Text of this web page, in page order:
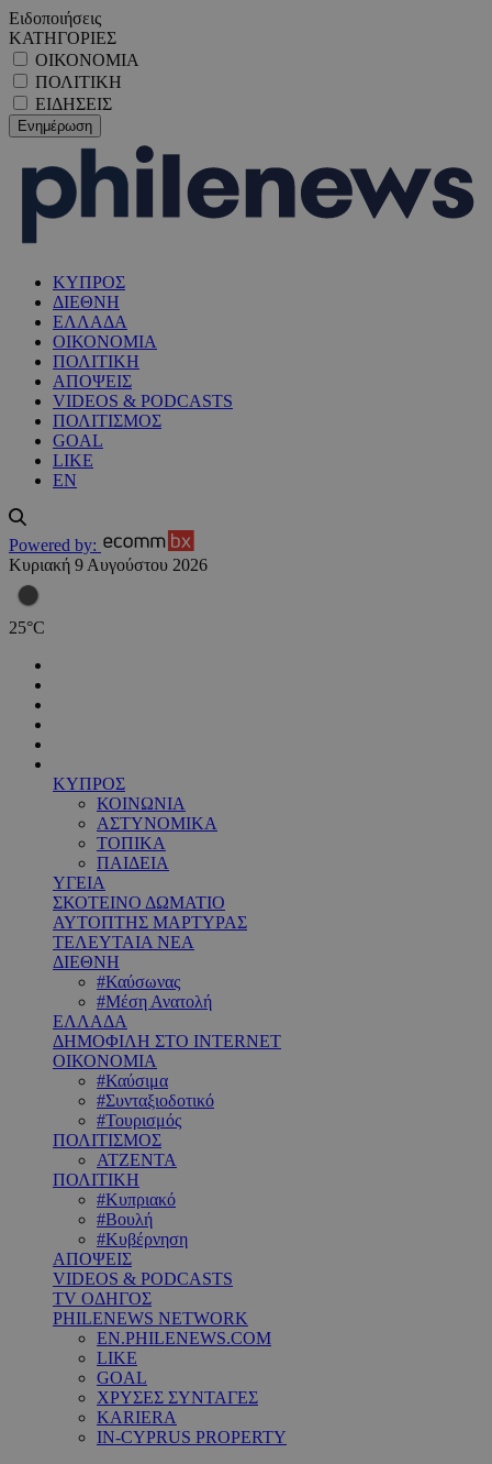
Ειδοποιήσεις
ΚΑΤΗΓΟΡΙΕΣ
ΟΙΚΟΝΟΜΙΑ
ΠΟΛΙΤΙΚΗ
ΕΙΔΗΣΕΙΣ
ΚΥΠΡΟΣ
ΔΙΕΘΝΗ
ΕΛΛΑΔΑ
ΟΙΚΟΝΟΜΙΑ
ΠΟΛΙΤΙΚΗ
ΑΠΟΨΕΙΣ
VIDEOS & PODCASTS
ΠΟΛΙΤΙΣΜΟΣ
GOAL
LIKE
EN
Powered by:
Κυριακή 9 Αυγούστου 2026
25°C
ΚΥΠΡΟΣ
ΚΟΙΝΩΝΙΑ
ΑΣΤΥΝΟΜΙΚΑ
ΤΟΠΙΚΑ
ΠΑΙΔΕΙΑ
ΥΓΕΙΑ
ΣΚΟΤΕΙΝΟ ΔΩΜΑΤΙΟ
ΑΥΤΟΠΤΗΣ ΜΑΡΤΥΡΑΣ
ΤΕΛΕΥΤΑΙΑ ΝΕΑ
ΔΙΕΘΝΗ
#Καύσωνας
#Μέση Ανατολή
ΕΛΛΑΔΑ
ΔΗΜΟΦΙΛΗ ΣΤΟ INTERNET
ΟΙΚΟΝΟΜΙΑ
#Καύσιμα
#Συνταξιοδοτικό
#Τουρισμός
ΠΟΛΙΤΙΣΜΟΣ
ΑΤΖΕΝΤΑ
ΠΟΛΙΤΙΚΗ
#Κυπριακό
#Βουλή
#Κυβέρνηση
ΑΠΟΨΕΙΣ
VIDEOS & PODCASTS
TV ΟΔΗΓΟΣ
PHILENEWS NETWORK
EN.PHILENEWS.COM
LIKE
GOAL
ΧΡΥΣΕΣ ΣΥΝΤΑΓΕΣ
KARIERA
IN-CYPRUS PROPERTY